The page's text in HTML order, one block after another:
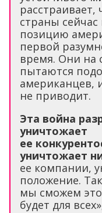
страны
позицию
первой
время. Они на
пытаются
американцев,
не приводит.
Эта война
уничтожает
ее
уничтожает
ее компании,
положение.
мы сможем
будет для